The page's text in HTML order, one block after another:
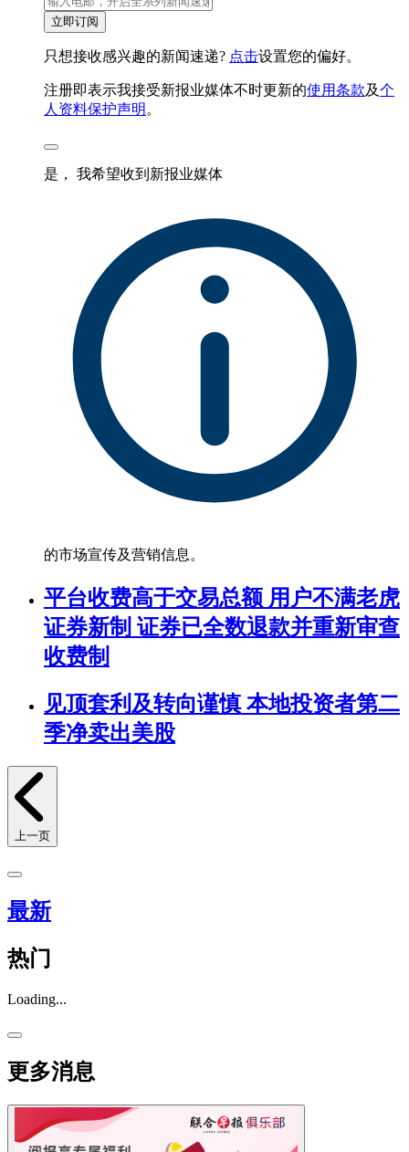
立即订阅
只想接收感兴趣的新闻速递? 点击设置您的偏好。
注册即表示我接受新报业媒体不时更新的使用条款及个
人资料保护声明 。
是， 我希望收到新报业媒体
的市场宣传及营销信息。
平台收费高于交易总额 用户不满老虎
证券新制 证券已全数退款并重新审查
收费制
见顶套利及转向谨慎 本地投资者第二
季净卖出美股
上一页
最新
热门
Loading...
更多消息